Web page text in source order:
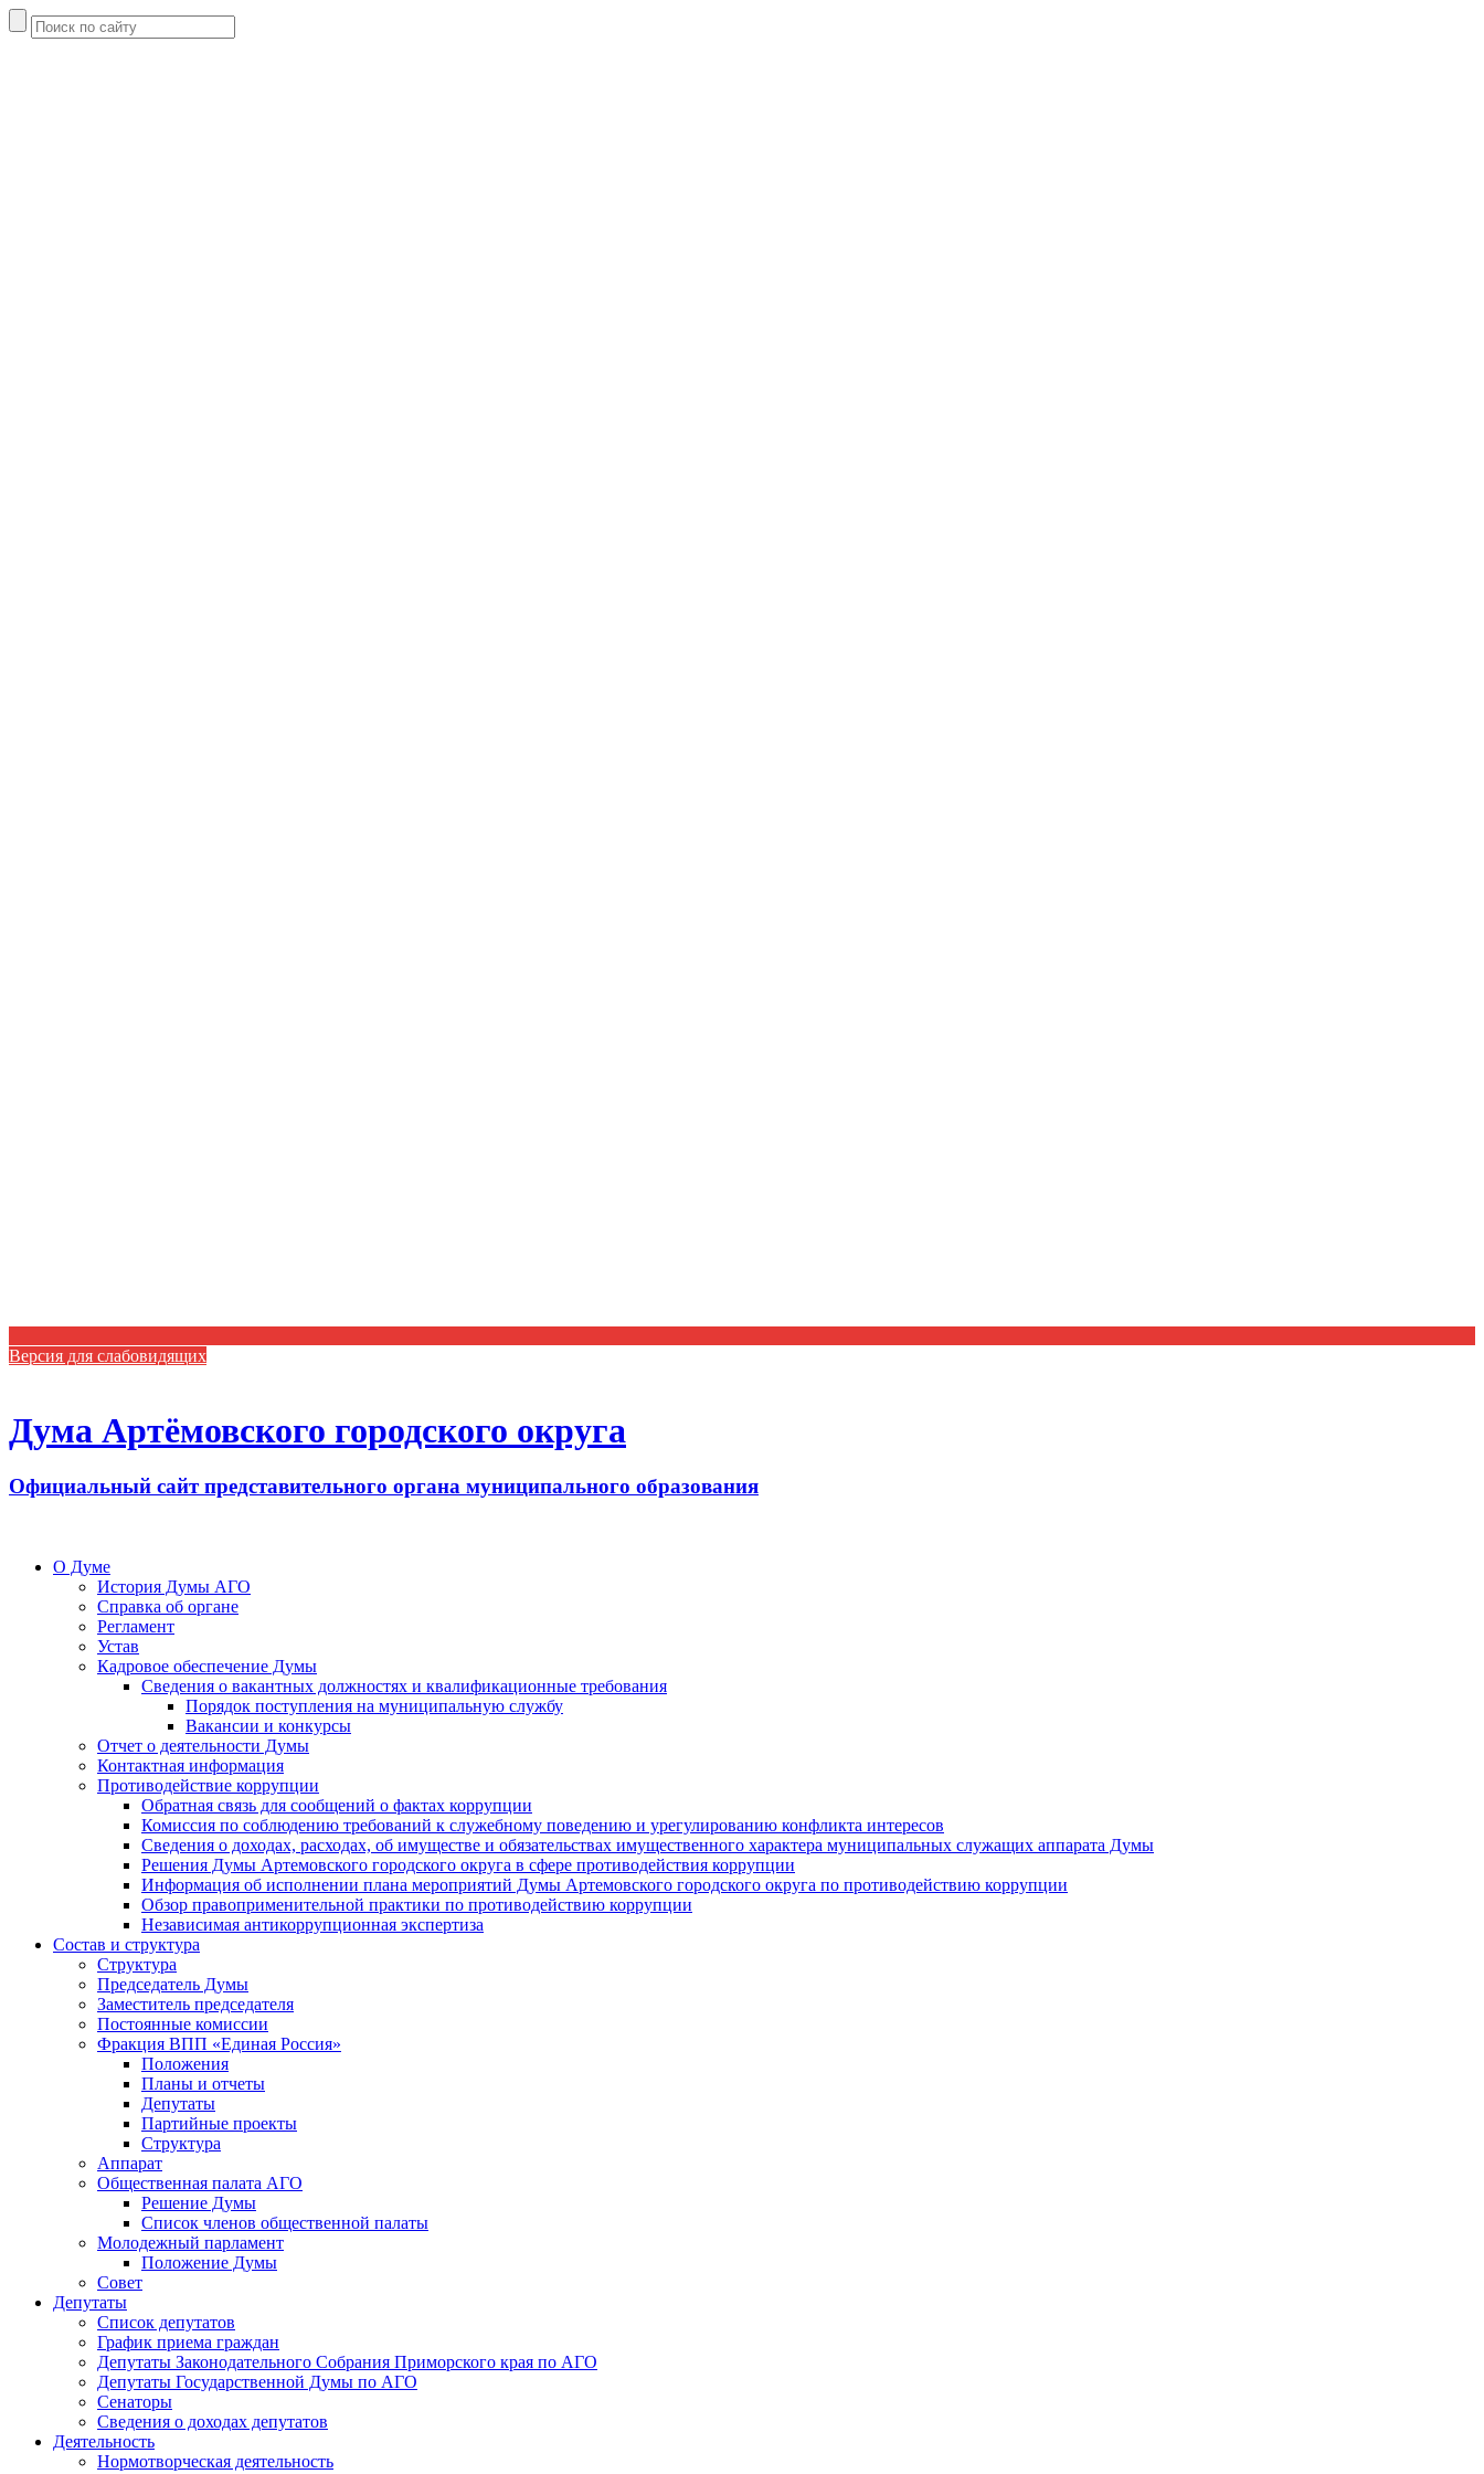
Версия для слабовидящих
Дума Артёмовского городского округа
Официальный сайт представительного органа муниципального образования
О Думе
История Думы АГО
Справка об органе
Регламент
Устав
Кадровое обеспечение Думы
Сведения о вакантных должностях и квалификационные требования
Порядок поступления на муниципальную службу
Вакансии и конкурсы
Отчет о деятельности Думы
Контактная информация
Противодействие коррупции
Обратная связь для сообщений о фактах коррупции
Комиссия по соблюдению требований к служебному поведению и урегулированию конфликта интересов
Сведения о доходах, расходах, об имуществе и обязательствах имущественного характера муниципальных служащих аппарата Думы
Решения Думы Артемовского городского округа в сфере противодействия коррупции
Информация об исполнении плана мероприятий Думы Артемовского городского округа по противодействию коррупции
Обзор правоприменительной практики по противодействию коррупции
Независимая антикоррупционная экспертиза
Состав и структура
Структура
Председатель Думы
Заместитель председателя
Постоянные комиссии
Фракция ВПП «Единая Россия»
Положения
Планы и отчеты
Депутаты
Партийные проекты
Структура
Аппарат
Общественная палата АГО
Решение Думы
Список членов общественной палаты
Молодежный парламент
Положение Думы
Совет
Депутаты
Список депутатов
График приема граждан
Депутаты Законодательного Собрания Приморского края по АГО
Депутаты Государственной Думы по АГО
Сенаторы
Сведения о доходах депутатов
Деятельность
Нормотворческая деятельность